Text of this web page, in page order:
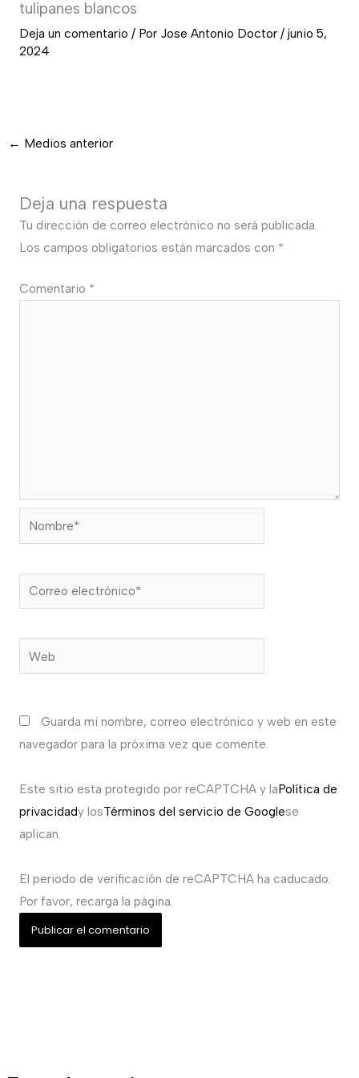
tulipanes blancos
Deja un comentario / Por Jose Antonio Doctor / junio 5,
2024
← Medios anterior
Deja una respuesta
Tu dirección de correo electrónico no será publicada.
Los campos obligatorios están marcados con *
Comentario *
Nombre*
Correo
electrónico*
Web
Guarda mi nombre, correo electrónico y web en este
navegador para la próxima vez que comente.
Este sitio esta protegido por reCAPTCHA y laPolítica de
privacidady losTérminos del servicio de Googlese
aplican.
El periodo de verificación de reCAPTCHA ha caducado.
Por favor, recarga la página.